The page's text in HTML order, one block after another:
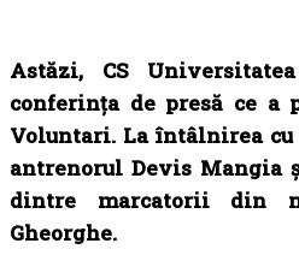
Astăzi, CS
conferința de presă ce a
Voluntari. La întâlnirea
antrenorul Devis Mangia
dintre marcatorii din
Gheorghe.